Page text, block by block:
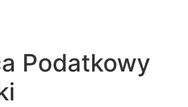
Podatkowy